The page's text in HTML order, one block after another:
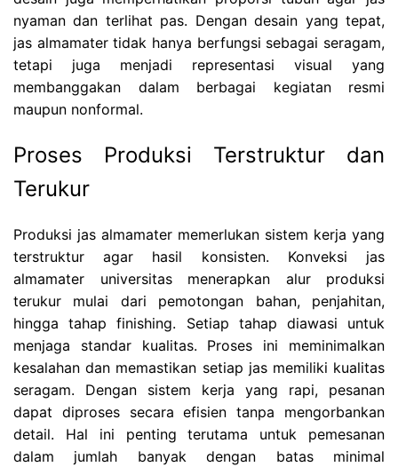
nyaman dan terlihat pas. Dengan desain yang tepat,
jas almamater tidak hanya berfungsi sebagai seragam,
tetapi juga menjadi representasi visual yang
membanggakan dalam berbagai kegiatan resmi
maupun nonformal.
Proses Produksi Terstruktur dan
Terukur
Produksi jas almamater memerlukan sistem kerja yang
terstruktur agar hasil konsisten. Konveksi jas
almamater universitas menerapkan alur produksi
terukur mulai dari pemotongan bahan, penjahitan,
hingga tahap finishing. Setiap tahap diawasi untuk
menjaga standar kualitas. Proses ini meminimalkan
kesalahan dan memastikan setiap jas memiliki kualitas
seragam. Dengan sistem kerja yang rapi, pesanan
dapat diproses secara efisien tanpa mengorbankan
detail. Hal ini penting terutama untuk pemesanan
dalam jumlah banyak dengan batas minimal